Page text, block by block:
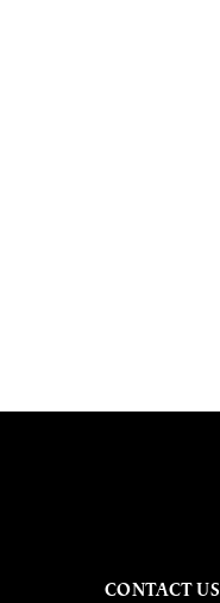
CONTACT US